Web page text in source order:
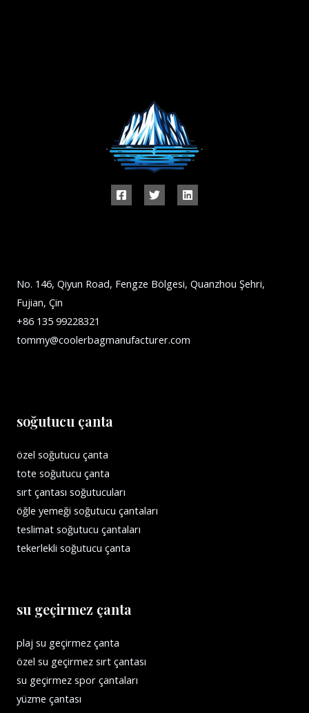
No. 146, Qiyun Road, Fengze Bölgesi, Quanzhou Şehri,
Fujian, Çin
+86 135 99228321
tommy@coolerbagmanufacturer.com
soğutucu çanta
özel soğutucu çanta
tote soğutucu çanta
sırt çantası soğutucuları
öğle yemeği soğutucu çantaları
teslimat soğutucu çantaları
tekerlekli soğutucu çanta
su geçirmez çanta
plaj su geçirmez çanta
özel su geçirmez sırt çantası
su geçirmez spor çantaları
yüzme çantası